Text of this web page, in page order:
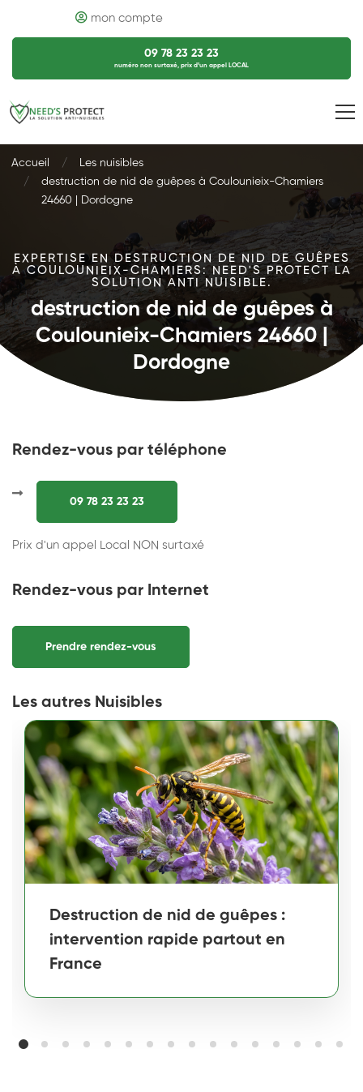
mon compte
09 78 23 23 23
numéro non surtaxé, prix d’un appel LOCAL
Accueil
Les nuisibles
destruction de nid de guêpes à Coulounieix-Chamiers
24660 | Dordogne
EXPERTISE EN DESTRUCTION DE NID DE GUÊPES
À COULOUNIEIX-CHAMIERS: NEED'S PROTECT LA
SOLUTION ANTI NUISIBLE.
destruction de nid de guêpes à
Coulounieix-Chamiers 24660 |
Dordogne
Rendez-vous par téléphone
09 78 23 23 23
Prix d'un appel Local NON surtaxé
Rendez-vous par Internet
Prendre rendez-vous
Les autres Nuisibles
Destruction de nid de guêpes :
intervention rapide partout en
France